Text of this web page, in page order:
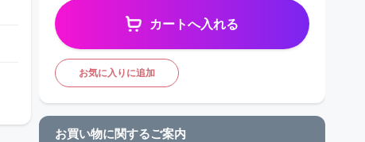
カートへ入れる
お気に入りに追加
お買い物に関するご案内